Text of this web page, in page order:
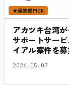
★編集部PICK
アカツキ台湾
サポートサー
イアル案件を
2026.05.07